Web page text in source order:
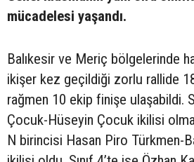
mücadelesi yaşandı.
Balıkesir ve Meriç bölgelerinde
ikişer kez geçildiği zorlu rallide
rağmen 10 ekip finişe ulaşabildi.
Çocuk-Hüseyin Çocuk ikilisi
N birincisi Hasan Piro Türkmen-